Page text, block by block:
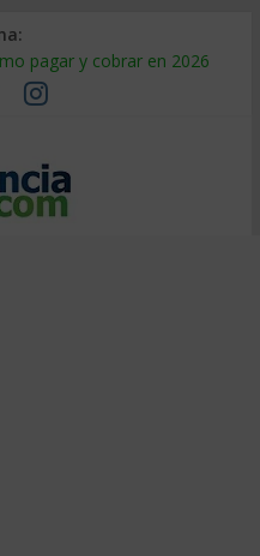
pagar y cobrar en 2026
qué sale tan caro
auditarla a tiempo
suministro: qué hacer
segmentarlo y venderle